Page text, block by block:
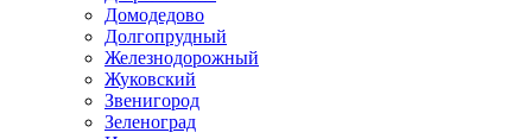
Домодедово
Долгопрудный
Железнодорожный
Жуковский
Звенигород
Зеленоград